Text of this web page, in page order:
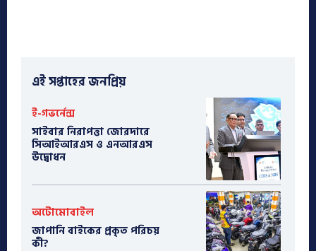
এই সপ্তাহের জনপ্রিয়
ই-গভর্নেন্স
সাইবার নিরাপত্তা জোরদারে
সিআইআরএস ও এনআরএস
উদ্বোধন
অটোমোবাইল
​জাপানি বাইকের প্রকৃত পরিচয়
কী?